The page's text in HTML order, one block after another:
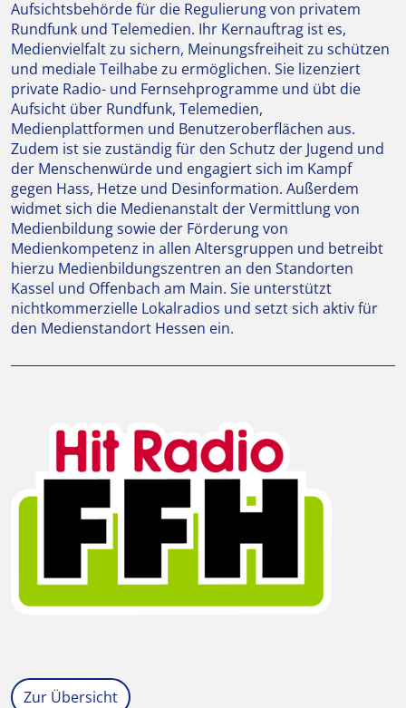
Aufsichtsbehörde für die Regulierung von privatem
Rundfunk und Telemedien. Ihr Kernauftrag ist es,
Medienvielfalt zu sichern, Meinungsfreiheit zu schützen
und mediale Teilhabe zu ermöglichen. Sie lizenziert
private Radio- und Fernsehprogramme und übt die
Aufsicht über Rundfunk, Telemedien,
Medienplattformen und Benutzeroberflächen aus.
Zudem ist sie zuständig für den Schutz der Jugend und
der Menschenwürde und engagiert sich im Kampf
gegen Hass, Hetze und Desinformation. Außerdem
widmet sich die Medienanstalt der Vermittlung von
Medienbildung sowie der Förderung von
Medienkompetenz in allen Altersgruppen und betreibt
hierzu Medienbildungszentren an den Standorten
Kassel und Offenbach am Main. Sie unterstützt
nichtkommerzielle Lokalradios und setzt sich aktiv für
den Medienstandort Hessen ein.
Zur Übersicht